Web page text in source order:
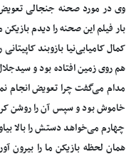
وی در مورد صحنه جنجالی
بار فیلم این صحنه را دیدم
کمال کامیابی‌نیا بازوبند
هم روی زمین افتاده بود و
مدام می‌گفت چرا تعویض انجام
خاموش بود و سپس آن را روشن
چهارم می‌خواهد دستش را بالا
همان لحظه بازیکن ما را